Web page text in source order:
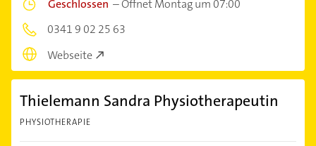
Geschlossen –Öffnet Montag um 07:00
0341 9 02 25 63
Webseite
Thielemann Sandra Physiotherapeutin
PHYSIOTHERAPIE